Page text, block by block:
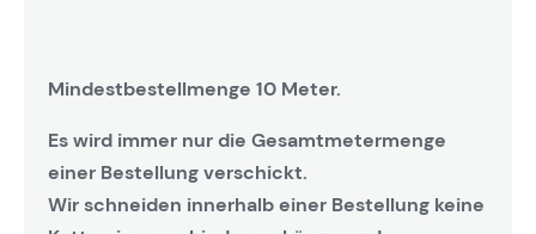
Mindestbestellmenge 10 Meter.
Es wird immer nur die Gesamtmetermenge
einer Bestellung verschickt.
Wir schneiden innerhalb einer Bestellung keine